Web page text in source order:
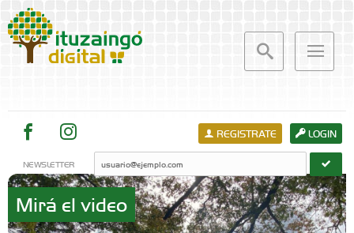
LOGIN
REGISTRATE
NEWSLETTER
Mirá el video